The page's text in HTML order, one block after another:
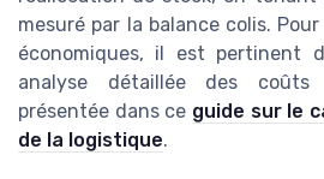
mesuré par la balance colis.
économiques, il est pertinent
analyse détaillée des coûts
présentée dans ce guide sur le
de la logistique.